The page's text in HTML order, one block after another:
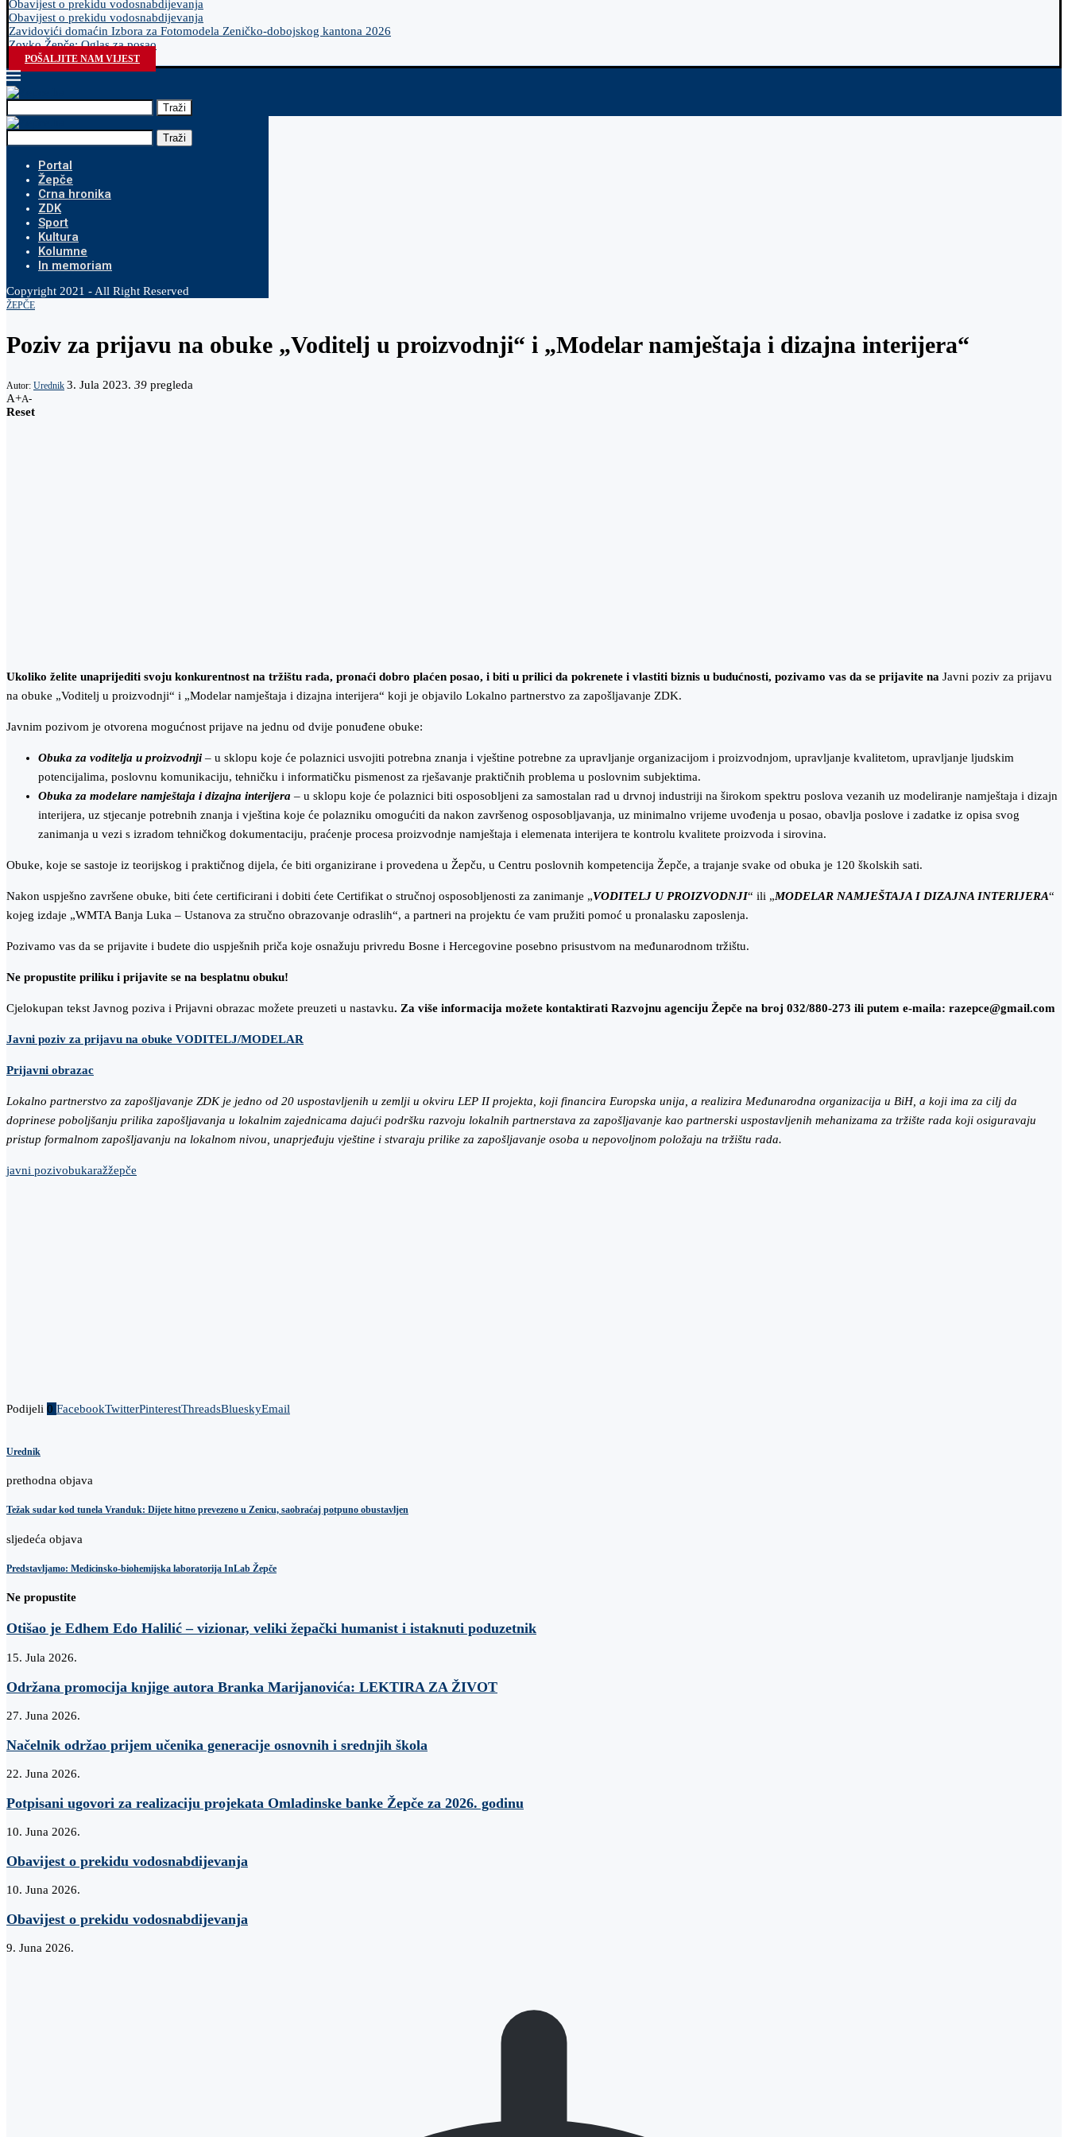
Obavijest o prekidu vodosnabdijevanja
Obavijest o prekidu vodosnabdijevanja
Zavidovići domaćin Izbora za Fotomodela Zeničko-dobojskog kantona 2026
Zovko Žepče: Oglas za posao
POŠALJITE NAM VIJEST
Traži
Traži
Portal
Žepče
Crna hronika
ZDK
Sport
Kultura
Kolumne
In memoriam
Copyright 2021 - All Right Reserved
ŽEPČE
Poziv za prijavu na obuke „Voditelj u proizvodnji“ i „Modelar namještaja i dizajna interijera“
Autor: Urednik 3. Jula 2023. 39 pregleda
A+A-
Reset
Ukoliko želite unaprijediti svoju konkurentnost na tržištu rada, pronaći dobro plaćen posao, i biti u prilici da pokrenete i vlastiti biznis u budućnosti, pozivamo vas da se prijavite na Javni poziv za prijavu
na obuke „Voditelj u proizvodnji“ i „Modelar namještaja i dizajna interijera“ koji je objavilo Lokalno partnerstvo za zapošljavanje ZDK.
Javnim pozivom je otvorena mogućnost prijave na jednu od dvije ponuđene obuke:
Obuka za voditelja u proizvodnji – u sklopu koje će polaznici usvojiti potrebna znanja i vještine potrebne za upravljanje organizacijom i proizvodnjom, upravljanje kvalitetom, upravljanje ljudskim
potencijalima, poslovnu komunikaciju, tehničku i informatičku pismenost za rješavanje praktičnih problema u poslovnim subjektima.
Obuka za modelare namještaja i dizajna interijera – u sklopu koje će polaznici biti osposobljeni za samostalan rad u drvnoj industriji na širokom spektru poslova vezanih uz modeliranje namještaja i dizajn
interijera, uz stjecanje potrebnih znanja i vještina koje će polazniku omogućiti da nakon završenog osposobljavanja, uz minimalno vrijeme uvođenja u posao, obavlja poslove i zadatke iz opisa svog
zanimanja u vezi s izradom tehničkog dokumentaciju, praćenje procesa proizvodnje namještaja i elemenata interijera te kontrolu kvalitete proizvoda i sirovina.
Obuke, koje se sastoje iz teorijskog i praktičnog dijela, će biti organizirane i provedena u Žepču, u Centru poslovnih kompetencija Žepče, a trajanje svake od obuka je 120 školskih sati.
Nakon uspješno završene obuke, biti ćete certificirani i dobiti ćete Certifikat o stručnoj osposobljenosti za zanimanje „VODITELJ U PROIZVODNJI“ ili „MODELAR NAMJEŠTAJA I DIZAJNA INTERIJERA“
kojeg izdaje „WMTA Banja Luka – Ustanova za stručno obrazovanje odraslih“, a partneri na projektu će vam pružiti pomoć u pronalasku zaposlenja.
Pozivamo vas da se prijavite i budete dio uspješnih priča koje osnažuju privredu Bosne i Hercegovine posebno prisustvom na međunarodnom tržištu.
Ne propustite priliku i prijavite se na besplatnu obuku!
Cjelokupan tekst Javnog poziva i Prijavni obrazac možete preuzeti u nastavku. Za više informacija možete kontaktirati Razvojnu agenciju Žepče na broj 032/880-273 ili putem e-maila: razepce@gmail.com
Javni poziv za prijavu na obuke VODITELJ/MODELAR
Prijavni obrazac
Lokalno partnerstvo za zapošljavanje ZDK je jedno od 20 uspostavljenih u zemlji u okviru LEP II projekta, koji financira Europska unija, a realizira Međunarodna organizacija u BiH, a koji ima za cilj da
doprinese poboljšanju prilika zapošljavanja u lokalnim zajednicama dajući podršku razvoju lokalnih partnerstava za zapošljavanje kao partnerski uspostavljenih mehanizama za tržište rada koji osiguravaju
pristup formalnom zapošljavanju na lokalnom nivou, unaprjeđuju vještine i stvaraju prilike za zapošljavanje osoba u nepovoljnom položaju na tržištu rada.
javni pozivobukaražžepče
Podijeli 0 FacebookTwitterPinterestThreadsBlueskyEmail
Urednik
prethodna objava
Težak sudar kod tunela Vranduk: Dijete hitno prevezeno u Zenicu, saobraćaj potpuno obustavljen
sljedeća objava
Predstavljamo: Medicinsko-biohemijska laboratorija InLab Žepče
Ne propustite
Otišao je Edhem Edo Halilić – vizionar, veliki žepački humanist i istaknuti poduzetnik
15. Jula 2026.
Održana promocija knjige autora Branka Marijanovića: LEKTIRA ZA ŽIVOT
27. Juna 2026.
Načelnik održao prijem učenika generacije osnovnih i srednjih škola
22. Juna 2026.
Potpisani ugovori za realizaciju projekata Omladinske banke Žepče za 2026. godinu
10. Juna 2026.
Obavijest o prekidu vodosnabdijevanja
10. Juna 2026.
Obavijest o prekidu vodosnabdijevanja
9. Juna 2026.